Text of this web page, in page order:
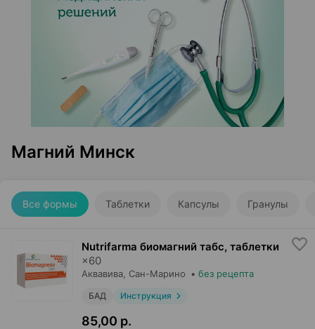
Магний Минск
Все формы Таблетки Капсулы Гранулы
Nutrifarma биомагний табс, таблетки
×60
Аквавива , Сан-Марино • без рецепта
БАД Инструкция
85,00 р.